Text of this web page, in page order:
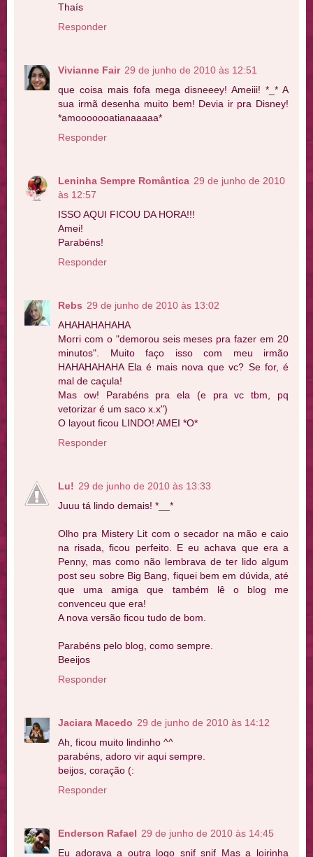
Thaís
Responder
Vivianne Fair 29 de junho de 2010 às 12:51
que coisa mais fofa mega disneeey! Ameiii! *_* A
sua irmã desenha muito bem! Devia ir pra Disney!
*amooooooatianaaaaa*
Responder
Leninha Sempre Romântica 29 de junho de 2010
às 12:57
ISSO AQUI FICOU DA HORA!!!
Amei!
Parabéns!
Responder
Rebs 29 de junho de 2010 às 13:02
AHAHAHAHAHA
Morri com o "demorou seis meses pra fazer em 20
minutos". Muito faço isso com meu irmão
HAHAHAHAHA Ela é mais nova que vc? Se for, é
mal de caçula!
Mas ow! Parabéns pra ela (e pra vc tbm, pq
vetorizar é um saco x.x")
O layout ficou LINDO! AMEI *O*
Responder
Lu! 29 de junho de 2010 às 13:33
Juuu tá lindo demais! *__*
Olho pra Mistery Lit com o secador na mão e caio
na risada, ficou perfeito. E eu achava que era a
Penny, mas como não lembrava de ter lido algum
post seu sobre Big Bang, fiquei bem em dúvida, até
que uma amiga que também lê o blog me
convenceu que era!
A nova versão ficou tudo de bom.
Parabéns pelo blog, como sempre.
Beeijos
Responder
Jaciara Macedo 29 de junho de 2010 às 14:12
Ah, ficou muito lindinho ^^
parabéns, adoro vir aqui sempre.
beijos, coração (:
Responder
Enderson Rafael 29 de junho de 2010 às 14:45
Eu adorava a outra logo snif snif Mas a loirinha